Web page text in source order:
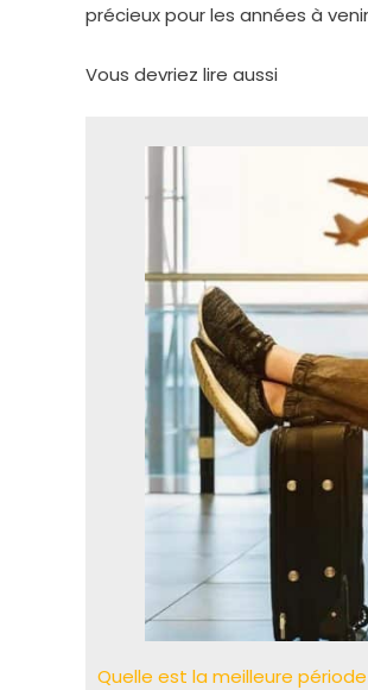
précieux pour les années à
Vous devriez lire aussi
Quelle est la meilleure